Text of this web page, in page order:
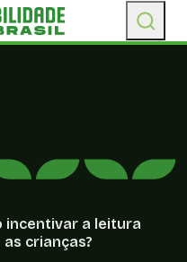
incentivar a leitura
crianças?